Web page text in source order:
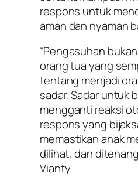
respons untuk
aman dan nyaman
“Pengasuhan
orang tua yang
tentang menjadi
sadar. Sadar untuk
mengganti reaksi
respons yang
memastikan anak
dilihat, dan
Vianty.